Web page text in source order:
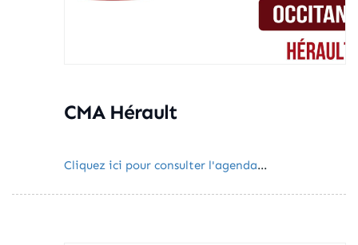
CMA Hérault
Cliquez ici pour consulter l'agenda...